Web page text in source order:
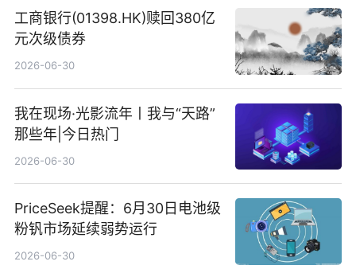
工商银行(01398.HK)赎回380亿
元次级债券
2026-06-30
我在现场·光影流年丨我与“天路”
那些年|今日热门
2026-06-30
PriceSeek提醒：6月30日电池级
粉钒市场延续弱势运行
2026-06-30